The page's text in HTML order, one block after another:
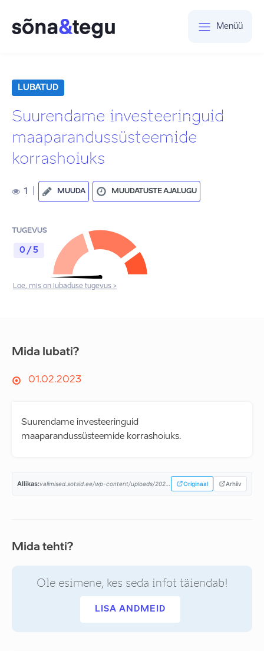
Menüü
LUBATUD
Suurendame investeeringuid
maaparandussüsteemide
korrashoiuks
1 MUUDA MUUDATUSTE AJALUGU
TUGEVUS
0 / 5
Loe, mis on lubaduse tugevus >
Mida lubati?
01.02.2023
Suurendame investeeringuid
maaparandussüsteemide korrashoiuks.
Allikas: Originaal Arhiiv
Mida tehti?
Ole esimene, kes seda infot täiendab!
LISA ANDMEID